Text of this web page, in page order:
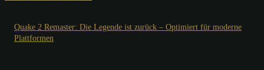
Quake 2 Remaster: Die Legende ist zurück – Optimiert für moderne
Plattformen